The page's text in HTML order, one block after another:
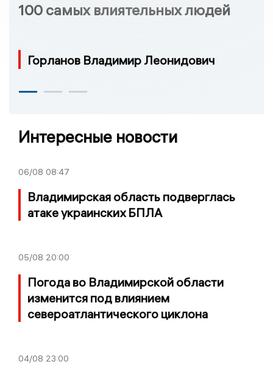
100 самых влиятельных людей
Горланов Владимир Леонидович
Интересные новости
06/08 08:47
Владимирская область подверглась
атаке украинских БПЛА
05/08 20:00
Погода во Владимирской области
изменится под влиянием
североатлантического циклона
04/08 23:00